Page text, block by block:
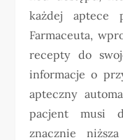
każdej aptece
Farmaceuta,
recepty do
informacje o
apteczny
pacjent musi
znacznie